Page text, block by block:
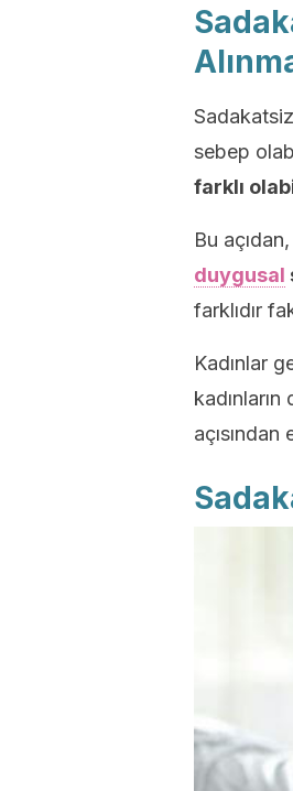
sebep
farklı
Bu
duygusal
farklıdır
Kadınlar